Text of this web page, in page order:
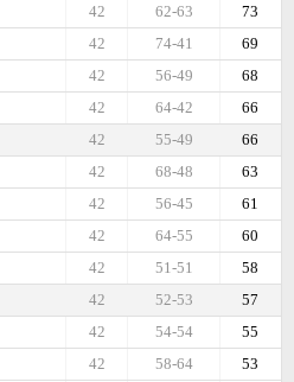
73
62-63
42
69
74-41
42
68
56-49
42
66
64-42
42
66
55-49
42
63
68-48
42
61
56-45
42
60
64-55
42
58
51-51
42
57
52-53
42
55
54-54
42
53
58-64
42